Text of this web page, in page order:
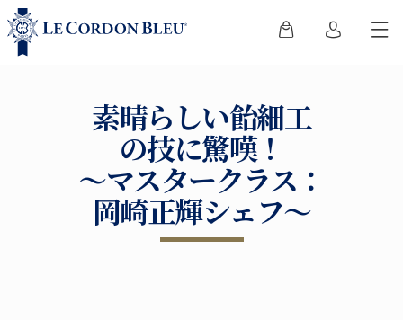
素晴らしい飴細工
の技に驚嘆！
～マスタークラス：
岡崎正輝シェフ～